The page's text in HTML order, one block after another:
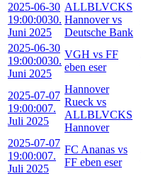
2025-06-30
19:00:0030.
Juni 2025
ALLBLVCKS
Hannover vs
Deutsche Bank
2025-06-30
19:00:0030.
Juni 2025
VGH vs FF
eben eser
2025-07-07
19:00:007.
Juli 2025
Hannover
Rueck vs
ALLBLVCKS
Hannover
2025-07-07
19:00:007.
Juli 2025
FC Ananas vs
FF eben eser